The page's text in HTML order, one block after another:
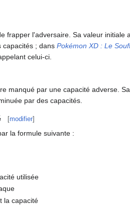
frapper l'adversaire. Sa valeur initiale
capacités ; dans Pokémon XD : Le
celui-ci.
manqué par une capacité adverse.
par des capacités.
[modifier]
la formule suivante :
utilisée
la capacité